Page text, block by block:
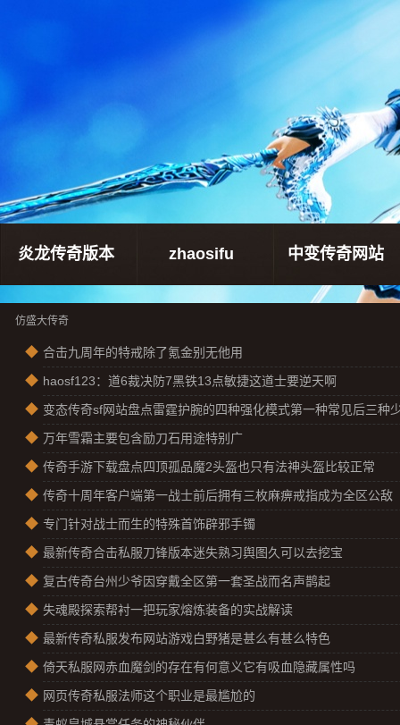
炎龙传奇版本 zhaosifu 中变传奇网站
仿盛大传奇
◆ 合击九周年的特戒除了氪金别无他用
◆ haosf123：道6裁决防7黑铁13点敏捷这道士要逆天啊
◆ 变态传奇sf网站盘点雷霆护腕的四种强化模式第一种常见后三种
◆ 万年雪霜主要包含励刀石用途特别广
◆ 传奇手游下载盘点四顶孤品魔2头盔也只有法神头盔比较正常
◆ 传奇十周年客户端第一战士前后拥有三枚麻痹戒指成为全区公敌
◆ 专门针对战士而生的特殊首饰辟邪手镯
◆ 最新传奇合击私服刀锋版本迷失熟习舆图久可以去挖宝
◆ 复古传奇台州少爷因穿戴全区第一套圣战而名声鹊起
◆ 失魂殿探索帮衬一把玩家熔炼装备的实战解读
◆ 最新传奇私服发布网站游戏白野猪是甚么有甚么特色
◆ 倚天私服网赤血魔剑的存在有何意义它有吸血隐藏属性吗
◆ 网页传奇私服法师这个职业是最尴尬的